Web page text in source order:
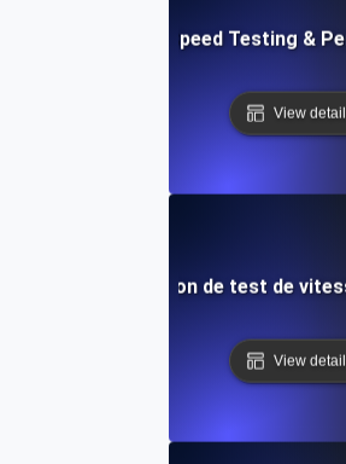
Rapid Website Speed Testing &
View
d'intégration de test de
View